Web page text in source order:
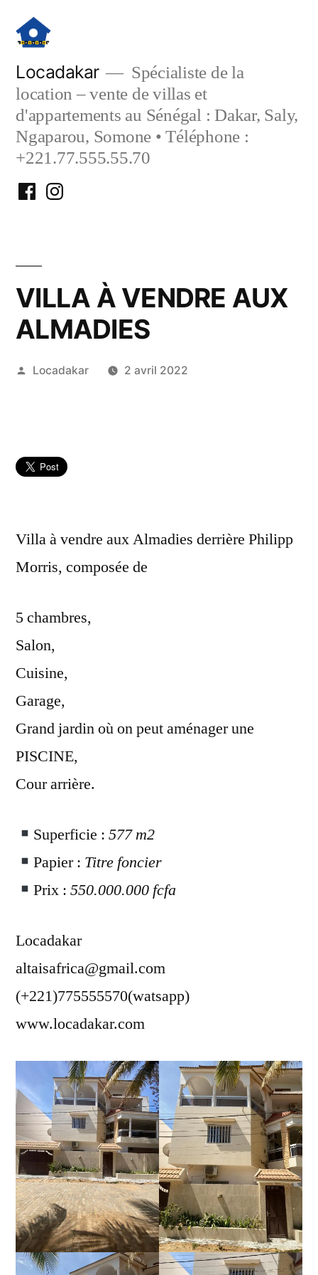
contenu
Locadakar
Spécialiste de la
location – vente de villas et
d'appartements au Sénégal : Dakar, Saly,
Ngaparou, Somone • Téléphone :
+221.77.555.55.70
FacebookInstagram
VILLA À VENDRE AUX
ALMADIES
Publié
Locadakar 2 avril 2022
Villa à vendre aux Almadies derrière Philipp
Morris, composée de
5 chambres,
Salon,
Cuisine,
Garage,
Grand jardin où on peut aménager une
PISCINE,
Cour arrière.
Superficie :577 m2
Papier : Titre foncier
Prix :550.000.000 fcfa
Locadakar
altaisafrica@gmail.com
(+221)775555570(watsapp)
www.locadakar.com